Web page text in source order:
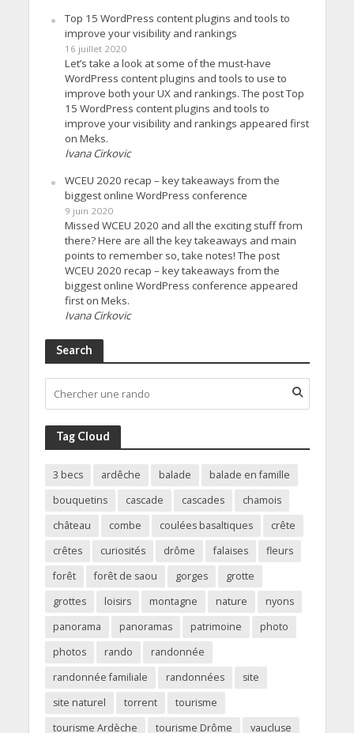
Top 15 WordPress content plugins and tools to
improve your visibility and rankings
16 juillet 2020
Let’s take a look at some of the must-have
WordPress content plugins and tools to use to
improve both your UX and rankings. The post Top
15 WordPress content plugins and tools to
improve your visibility and rankings appeared first
on Meks.
Ivana Cirkovic
WCEU 2020 recap – key takeaways from the
biggest online WordPress conference
9 juin 2020
Missed WCEU 2020 and all the exciting stuff from
there? Here are all the key takeaways and main
points to remember so, take notes! The post
WCEU 2020 recap – key takeaways from the
biggest online WordPress conference appeared
first on Meks.
Ivana Cirkovic
Search
Tag Cloud
3 becs ardêche balade
balade en famille
bouquetins
cascade cascades
chamois
château
combe coulées basaltiques
crête
crêtes
curiosités drôme falaises
fleurs
forêt
forêt de saou gorges
grotte
grottes
loisirs montagne nature
nyons
panorama
panoramas patrimoine
photo
photos
rando
randonnée
randonnée familiale
randonnées
site
site naturel
torrent
tourisme
tourisme Ardèche
tourisme Drôme vaucluse